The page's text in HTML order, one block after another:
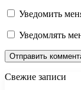
Уведомить
Уведомлять
Свежие записи